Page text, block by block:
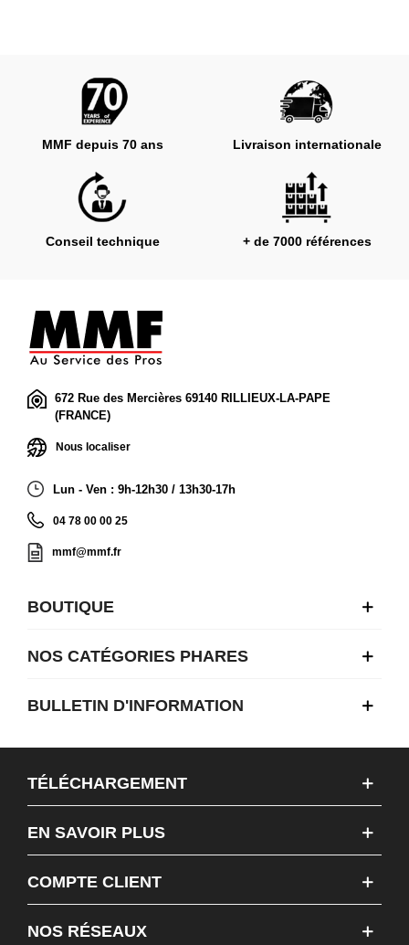
MMF depuis 70 ans Livraison internationale
Conseil technique + de 7000 références
672 Rue des Mercières 69140 RILLIEUX-LA-PAPE
(FRANCE)
Nous localiser
Lun - Ven : 9h-12h30 / 13h30-17h
04 78 00 00 25
mmf@mmf.fr
BOUTIQUE
NOS CATÉGORIES PHARES
BULLETIN D'INFORMATION
TÉLÉCHARGEMENT
EN SAVOIR PLUS
COMPTE CLIENT
NOS RÉSEAUX